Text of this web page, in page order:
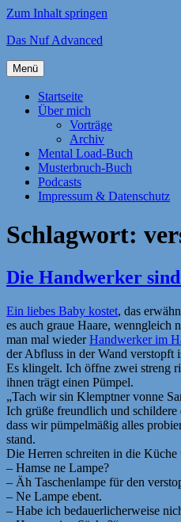
Zum Inhalt springen
Das Nuf Advanced
Menü
Startseite
Über mich
Vorträge
Archiv
Mental Load-Buch
Musterbruch-Buch
Podcasts
Impressum & Datenschutz
Schlagwort:
Die Handwerker
Ein liebes Baby kostet, das
es auch graue Haare, wenngleich
man mal wiederHandwerker im
der Abfluss in der Wand verstopft
Es klingelt. Ich öffne zwei streng
ihnen trägt einen Pümpel.
„Tach wir sin Klemptner vonne
Ich grüße freundlich und schildere
dass wir pümpelmäßig alles
stand.
Die Herren schreiten in die
– Hamse ne Lampe?
– Äh Taschenlampe für den
– Ne Lampe ebent.
– Habe ich bedauerlicherweise